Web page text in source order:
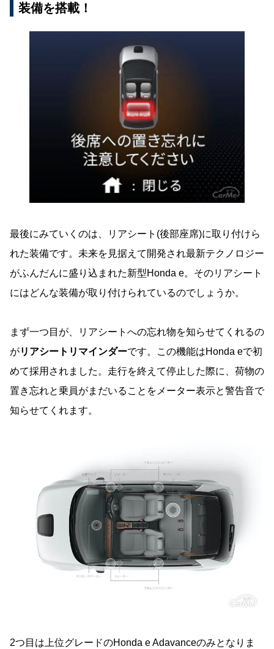
装備を搭載！
最後にみていくのは、リアシート(後部座席)に取り付けら
れた装備です。未来を見据えて開発され最新テクノロジー
がふんだんに盛り込まれた新型Honda e。そのリアシート
にはどんな装備が取り付けられているのでしょうか。
まず一つ目が、リアシートへの忘れ物を知らせてくれるの
がリアシートリマインダーです。この機能はHonda eで初
めて採用されました。走行を終えて停止した際に、荷物の
置き忘れと乗員がまだいることをメーター表示と警告音で
知らせてくれます。
2つ目は上位グレードのHonda e Adavanceのみとなりま